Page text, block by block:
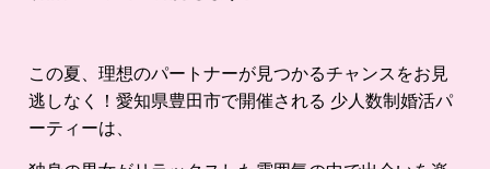
この夏、理想のパートナーが見つかるチャンスをお見
逃しなく！愛知県豊田市で開催される 少人数制婚活パ
ーティーは、